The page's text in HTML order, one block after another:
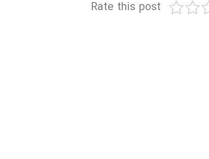
Rate this post